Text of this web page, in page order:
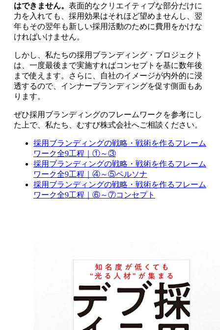
はできません。 表面的なクリエイティブな部分だけに
力を入れても、採用効果はそれほど望めませんし、翌
年もその翌年も新しい採用活動のために費用をかけな
ければいけません。
しかし、私たちの採用ブランディング・プロジェクト
は、一度最後まで実施すればコンセプトを基に数年後
まで使えます。さらに、自社のイメージが内外的に浸
透するので、インナーブランディングを促す側面もあ
ります。
ぜひ採用ブランディングのフレームワークを参考にし
た上で、私たち、むすび株式会社へご相談ください。
採用ブランディングの戦略・戦術を作るフレーム
ワーク全9工程｜①～③
採用ブランディングの戦略・戦術を作るフレーム
ワーク全9工程｜④～⑤ペルソナ
採用ブランディングの戦略・戦術を作るフレーム
ワーク全9工程｜⑥～⑦コンセプト